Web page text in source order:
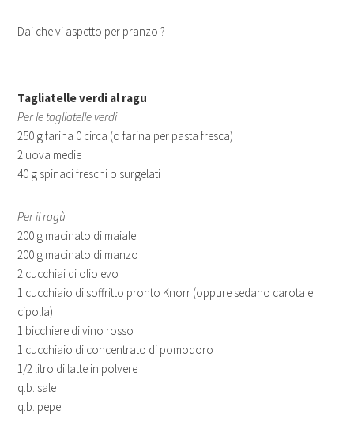
Dai che vi aspetto per pranzo ?
Tagliatelle verdi al ragu
Per le tagliatelle verdi
250 g farina 0 circa (o farina per pasta fresca)
2 uova medie
40 g spinaci freschi o surgelati
Per il ragù
200 g macinato di maiale
200 g macinato di manzo
2 cucchiai di olio evo
1 cucchiaio di soffritto pronto Knorr (oppure sedano carota e
cipolla)
1 bicchiere di vino rosso
1 cucchiaio di concentrato di pomodoro
1/2 litro di latte in polvere
q.b. sale
q.b. pepe